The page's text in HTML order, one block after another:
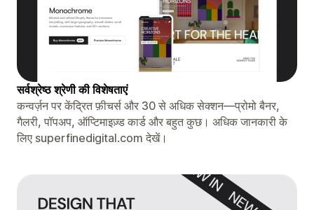
सर्वश्रेष्ठ श्रेणी की विशेषताएं
कन्वर्ज़न पर केंद्रित फ़ीचर्स और 30 से अधिक सेक्शन—प्रोमो बैनर,
गैलरी, पॉपअप, ऑप्टिमाइज़्ड कार्ड और बहुत कुछ। अधिक जानकारी के
लिए superfinedigital.com देखें।